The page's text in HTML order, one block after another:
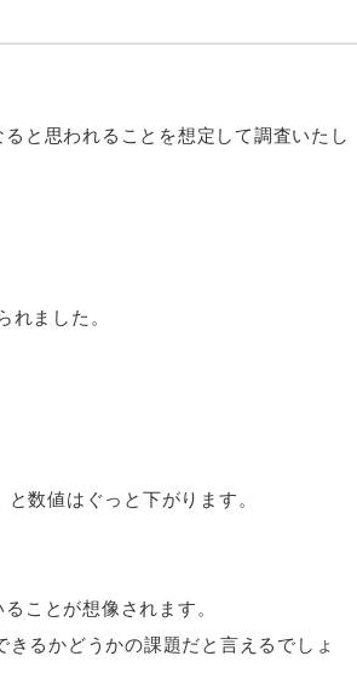
と思われることを想定して調査いたし
ました。
数値はぐっと下がります。
ことが想像されます。
るかどうかの課題だと言えるでしょ